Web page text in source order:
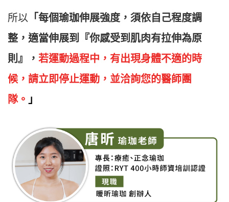
所以 「每個瑜珈伸展強度，須依自己程度調
整，適當伸展到『你感受到肌肉有拉伸為原
則』， 若運動過程中，有出現身體不適的時
候，請立即停止運動，並洽詢您的醫師團
隊。 」